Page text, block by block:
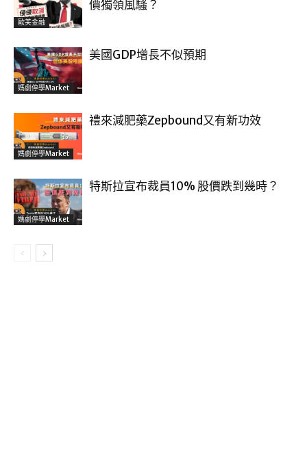
歐美金融
價獨領風騷？
媽劇停學market
美國GDP增長不似預期
媽劇停學market
禮來減肥藥Zepbound又有新功效
媽劇停學market
特斯拉宣布裁員10% 股價跌到幾時？